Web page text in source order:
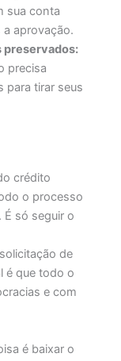
sua conta
aprovação.
preservados:
precisa
para tirar seus
crédito
o processo
só seguir o
de
é que todo o
e com
é baixar o